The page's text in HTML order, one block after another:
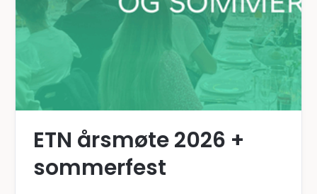
ETN årsmøte 2026 +
sommerfest